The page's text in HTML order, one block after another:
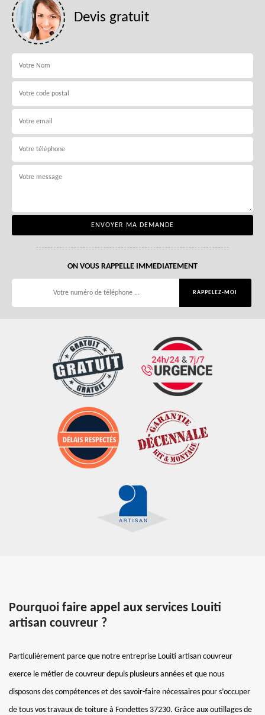
Devis gratuit
ON VOUS RAPPELLE IMMEDIATEMENT
Pourquoi faire appel aux services Louiti
artisan couvreur ?
Particulièrement parce que notre entreprise Louiti artisan couvreur
exerce le métier de couvreur depuis plusieurs années et que nous
disposons des compétences et des savoir-faire nécessaires pour s’occuper
de tous vos travaux de toiture à Fondettes 37230. Grâce aux outillages de